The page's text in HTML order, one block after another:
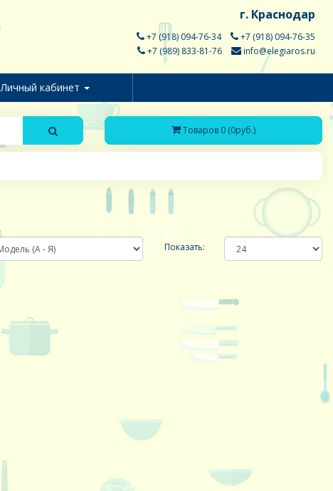
г. Краснодар
+7 (918) 094-76-34
+7 (918) 094-76-35
+7 (989) 833-81-76
info@elegiaros.ru
Личный кабинет
Товаров 0 (0руб.)
Показать: